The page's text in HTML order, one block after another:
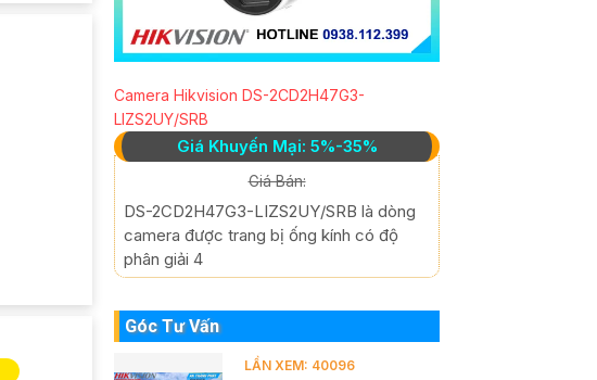
Camera Hikvision DS-2CD2H47G3-
LIZS2UY/SRB
Giá Khuyến Mại: 5%-35%
Giá Bán:
DS-2CD2H47G3-LIZS2UY/SRB là dòng
camera được trang bị ống kính có độ
phân giải 4
Góc Tư Vấn
LẦN XEM: 40096